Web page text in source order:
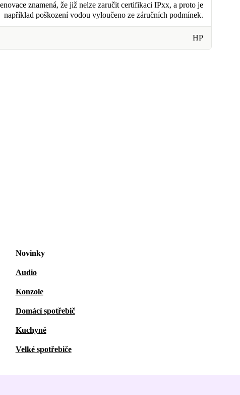
znamená, že již nelze zaručit certifikaci IPxx, a proto je
například poškození vodou vyloučeno ze záručních podmínek.
HP
Novinky
Audio
Konzole
Domácí spotřebič
Kuchyně
Velké spotřebiče